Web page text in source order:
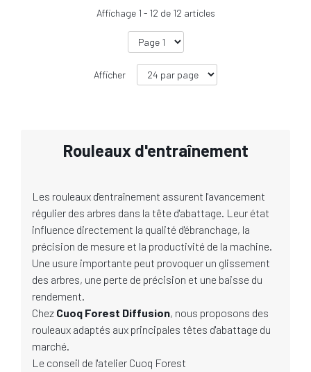
Affichage 1 - 12 de 12 articles
Afficher
Rouleaux d'entraînement
Les rouleaux d'entraînement assurent l'avancement
régulier des arbres dans la tête d'abattage. Leur état
influence directement la qualité d'ébranchage, la
précision de mesure et la productivité de la machine.
Une usure importante peut provoquer un glissement
des arbres, une perte de précision et une baisse du
rendement.
Chez Cuoq Forest Diffusion, nous proposons des
rouleaux adaptés aux principales têtes d'abattage du
marché.
Le conseil de l'atelier Cuoq Forest